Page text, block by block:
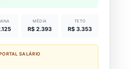
MÉDIA
R$ 2.393
TETO
R$ 3.353
SALÁRIO